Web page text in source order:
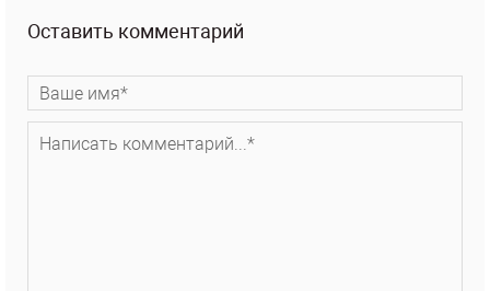
Оставить комментарий